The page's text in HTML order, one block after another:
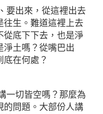
出來，從這裡出去
往生。難道這裡上去
從底下下去，也是淨
淨土嗎？從嘴巴出
底在何處？
切皆空嗎？那麼為
的問題。大部份人講